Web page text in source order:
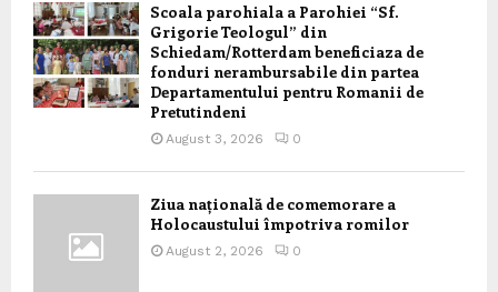
Scoala parohiala a Parohiei “Sf.
Grigorie Teologul” din
Schiedam/Rotterdam beneficiaza de
fonduri nerambursabile din partea
Departamentului pentru Romanii de
Pretutindeni
August 3, 2026 0
Ziua națională de comemorare a
Holocaustului împotriva romilor
August 2, 2026 0